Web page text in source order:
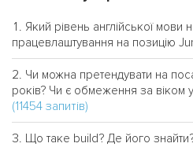
Який рівень англійської мови
працевлаштування на позицію
Чи можна претендувати на
років? Чи є обмеження за віком у
(11454 запитів)
Що таке build? Де його